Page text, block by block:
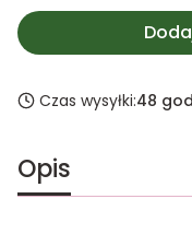
Czas wysyłki:48
Opis